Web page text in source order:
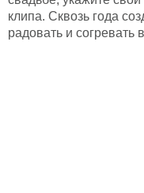
клипа. Сквозь года
радовать и согревать